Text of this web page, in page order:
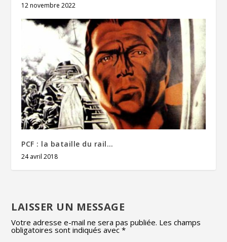
12 novembre 2022
PCF : la bataille du rail…
24 avril 2018
LAISSER UN MESSAGE
Votre adresse e-mail ne sera pas publiée. Les champs
obligatoires sont indiqués avec*